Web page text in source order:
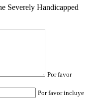
Severely Handicapped
Por favor
Por favor incluye